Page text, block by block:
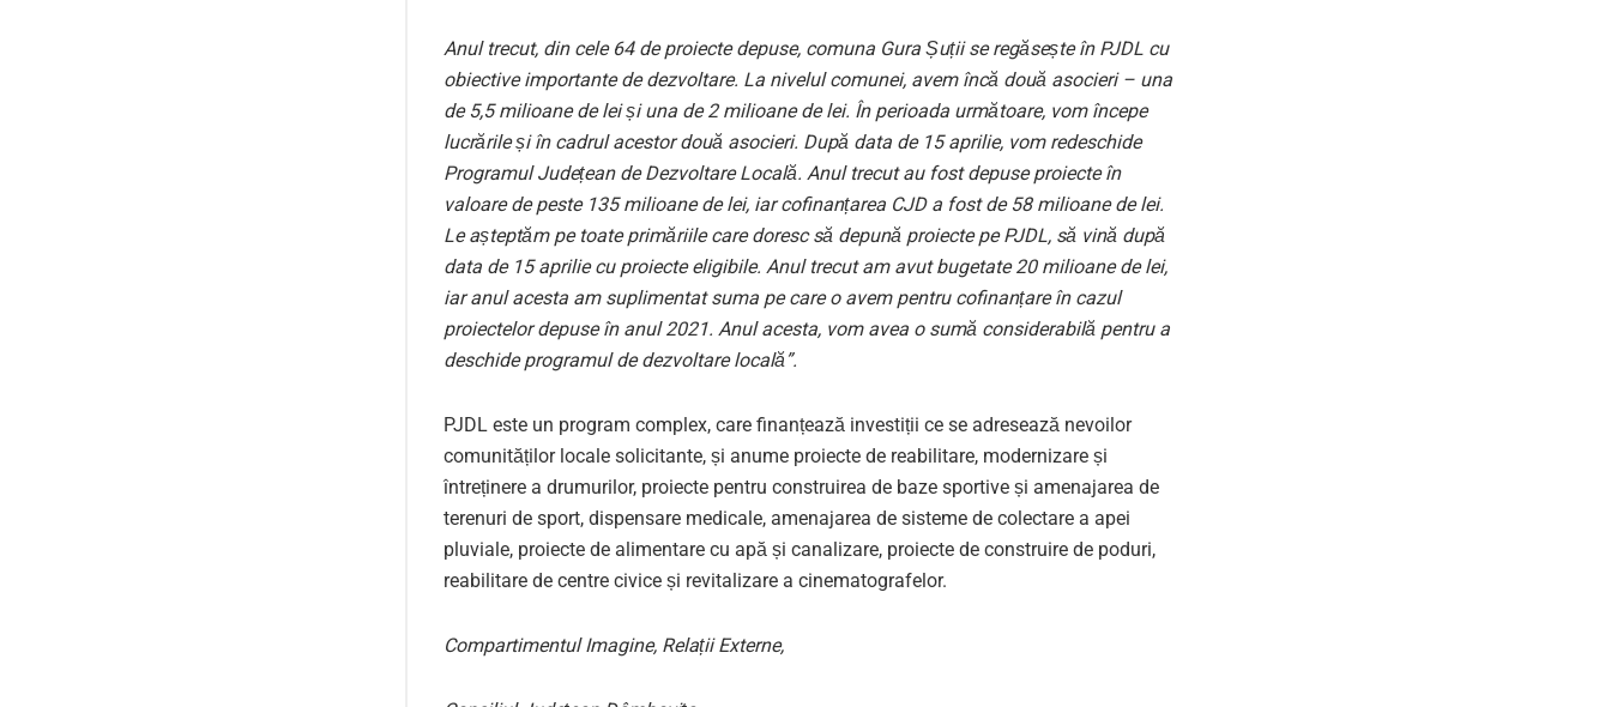
Anul trecut, din cele 64 de proiecte depuse, comuna Gura Șuții se regăsește în PJDL cu
obiective importante de dezvoltare. La nivelul comunei, avem încă două asocieri – una
de 5,5 milioane de lei și una de 2 milioane de lei. În perioada următoare, vom începe
lucrările și în cadrul acestor două asocieri. După data de 15 aprilie, vom redeschide
Programul Județean de Dezvoltare Locală. Anul trecut au fost depuse proiecte în
valoare de peste 135 milioane de lei, iar cofinanțarea CJD a fost de 58 milioane de lei.
Le așteptăm pe toate primăriile care doresc să depună proiecte pe PJDL, să vină după
data de 15 aprilie cu proiecte eligibile. Anul trecut am avut bugetate 20 milioane de lei,
iar anul acesta am suplimentat suma pe care o avem pentru cofinanțare în cazul
proiectelor depuse în anul 2021. Anul acesta, vom avea o sumă considerabilă pentru a
deschide programul de dezvoltare locală”.
PJDL este un program complex, care finanțează investiții ce se adresează nevoilor
comunităților locale solicitante, și anume proiecte de reabilitare, modernizare și
întreținere a drumurilor, proiecte pentru construirea de baze sportive și amenajarea de
terenuri de sport, dispensare medicale, amenajarea de sisteme de colectare a apei
pluviale, proiecte de alimentare cu apă și canalizare, proiecte de construire de poduri,
reabilitare de centre civice și revitalizare a cinematografelor.
Compartimentul Imagine, Relații Externe,